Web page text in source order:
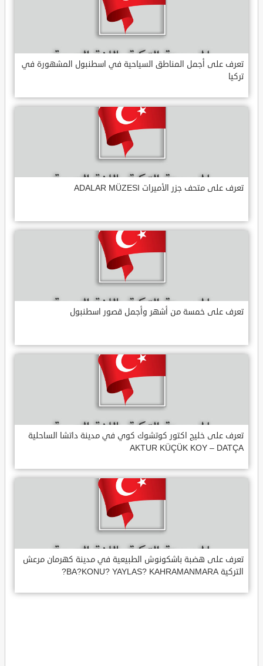
تعرف على أجمل المناطق السياحية في اسطنبول المشهورة في
تركيا
تعرف على متحف جزر الأميرات ADALAR MÜZESI
تعرف على خمسة من أشهر وأجمل قصور اسطنبول
تعرف على خليج اكتور كوتشوك كوي في مدينة داتشا الساحلية
AKTUR KÜÇÜK KOY – DATÇA
تعرف على هضبة باشكونوش الطبيعية في مدينة كهرمان مرعش
التركية BA?KONU? YAYLAS? KAHRAMANMARA?